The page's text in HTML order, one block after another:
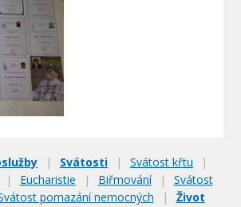
| Svátosti | Svátost křtu
|
| Eucharistie | Biřmování |
Svátost
pomazání nemocných |
Život